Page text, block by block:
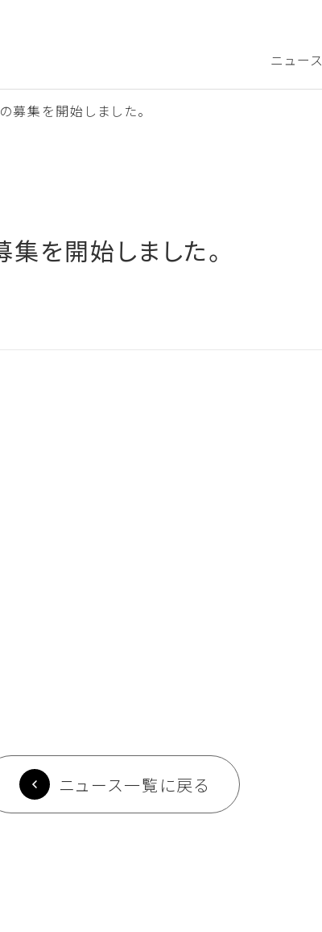
ニュース
募集を開始しました。
を開始しました。
ニュース一覧に戻る